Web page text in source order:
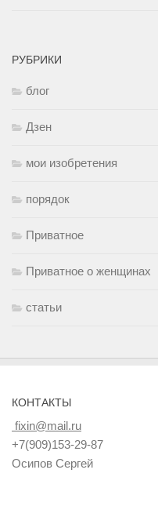
РУБРИКИ
блог
Дзен
мои изобретения
порядок
Приватное
Приватное о женщинах
статьи
КОНТАКТЫ
fixin@mail.ru
+7(909)153-29-87
Осипов Сергей